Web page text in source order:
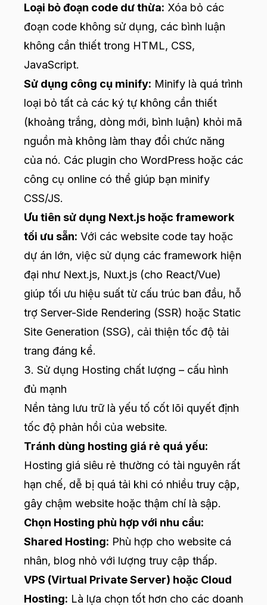
Loại bỏ đoạn code dư thừa: Xóa bỏ các
đoạn code không sử dụng, các bình luận
không cần thiết trong HTML, CSS,
JavaScript.
Sử dụng công cụ minify: Minify là quá trình
loại bỏ tất cả các ký tự không cần thiết
(khoảng trắng, dòng mới, bình luận) khỏi mã
nguồn mà không làm thay đổi chức năng
của nó. Các plugin cho WordPress hoặc các
công cụ online có thể giúp bạn minify
CSS/JS.
Ưu tiên sử dụng Next.js hoặc framework
tối ưu sẵn: Với các website code tay hoặc
dự án lớn, việc sử dụng các framework hiện
đại như Next.js, Nuxt.js (cho React/Vue)
giúp tối ưu hiệu suất từ cấu trúc ban đầu, hỗ
trợ Server-Side Rendering (SSR) hoặc Static
Site Generation (SSG), cải thiện tốc độ tải
trang đáng kể.
3. Sử dụng Hosting chất lượng – cấu hình
đủ mạnh
Nền tảng lưu trữ là yếu tố cốt lõi quyết định
tốc độ phản hồi của website.
Tránh dùng hosting giá rẻ quá yếu:
Hosting giá siêu rẻ thường có tài nguyên rất
hạn chế, dễ bị quá tải khi có nhiều truy cập,
gây chậm website hoặc thậm chí là sập.
Chọn Hosting phù hợp với nhu cầu:
Shared Hosting: Phù hợp cho website cá
nhân, blog nhỏ với lượng truy cập thấp.
VPS (Virtual Private Server) hoặc Cloud
Hosting: Là lựa chọn tốt hơn cho các doanh